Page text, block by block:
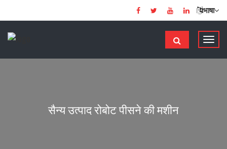
भाषा
टॉ
सैन्य उत्पाद रोबोट पीसने की मशीन